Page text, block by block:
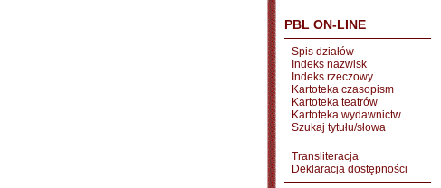
PBL ON-LINE
Spis działów
Indeks nazwisk
Indeks rzeczowy
Kartoteka czasopism
Kartoteka teatrów
Kartoteka wydawnictw
Szukaj tytułu/słowa
Transliteracja
Deklaracja dostępności